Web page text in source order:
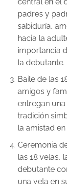
padres y
sabiduría,
hacia la
importancia
la debutante.
Baile de las
amigos y
entregan
tradición
la amistad
Ceremonia
las 18 velas,
debutante
una vela en